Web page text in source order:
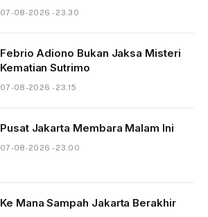
07-08-2026 - 23.30
Febrio Adiono Bukan Jaksa Misteri
Kematian Sutrimo
07-08-2026 - 23.15
Pusat Jakarta Membara Malam Ini
07-08-2026 - 23.00
Ke Mana Sampah Jakarta Berakhir